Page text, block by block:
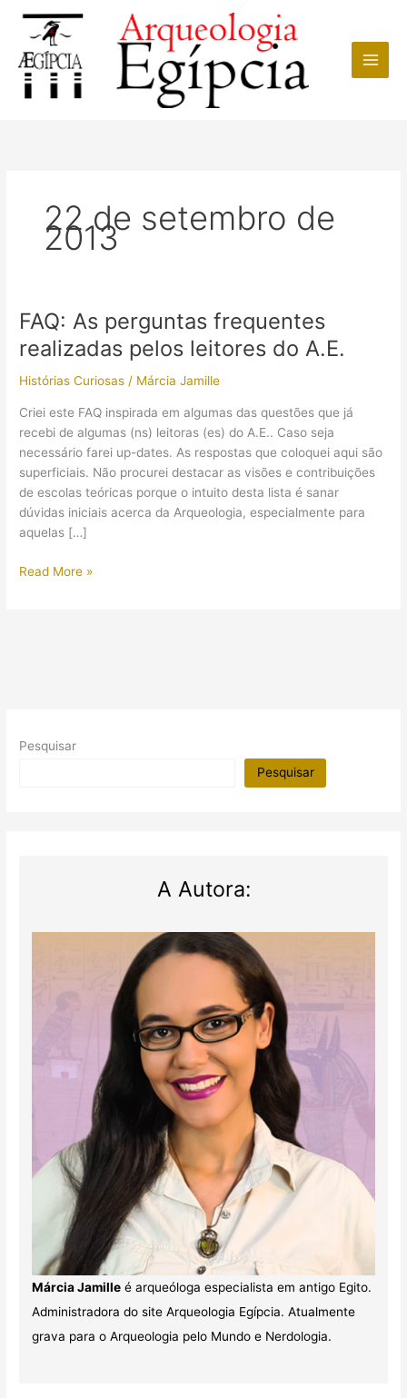
conteúdo
22 de setembro de
2013
FAQ: As perguntas frequentes
realizadas pelos leitores do A.E.
Histórias Curiosas / Márcia Jamille
Criei este FAQ inspirada em algumas das questões que já
recebi de algumas (ns) leitoras (es) do A.E.. Caso seja
necessário farei up-dates. As respostas que coloquei aqui são
superficiais. Não procurei destacar as visões e contribuições
de escolas teóricas porque o intuito desta lista é sanar
dúvidas iniciais acerca da Arqueologia, especialmente para
aquelas […]
FAQ:
Read More »
Pesquisar
Pesquisar
A Autora:
Márcia Jamilleé arqueóloga especialista em antigo Egito.
Administradora do site Arqueologia Egípcia. Atualmente
grava para o Arqueologia pelo Mundo e Nerdologia.